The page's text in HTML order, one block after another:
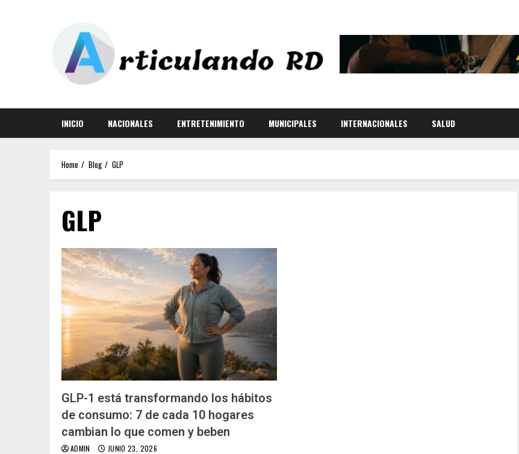
INICIO NACIONALES ENTRETENIMIENTO MUNICIPALES INTERNACIONALES SALUD
Home Blog GLP
GLP
GLP-1 está transformando los hábitos
de consumo: 7 de cada 10 hogares
cambian lo que comen y beben
ADMIN JUNIO 23, 2026